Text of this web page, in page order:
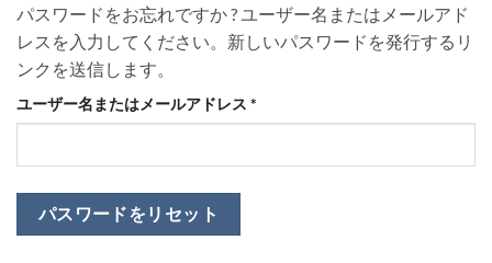
パスワードをお忘れですか ? ユーザー名またはメールアド
レスを入力してください。新しいパスワードを発行するリ
ンクを送信します。
ユーザー名またはメールアドレス *
須
パスワードをリセット